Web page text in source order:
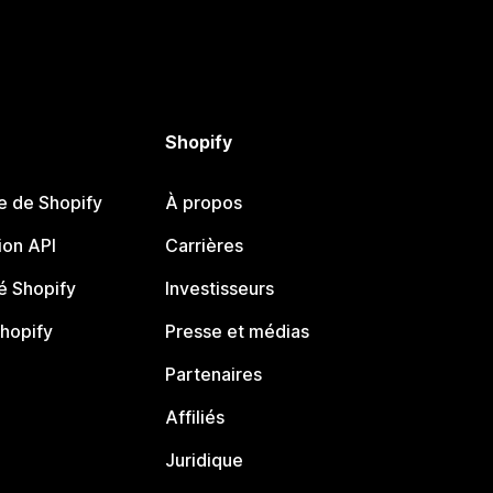
de Shopify
API
Shopify
Shopify
À propos
Carrières
Investisseurs
Presse et médias
Partenaires
Affiliés
Juridique